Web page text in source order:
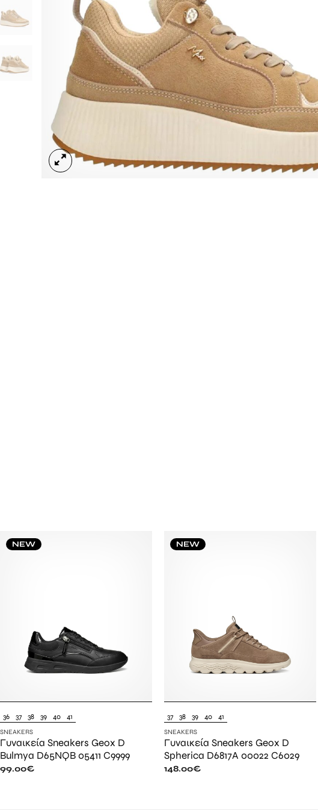
NEW
36 37 38 39 40 41
SNEAKERS
Γυναικεία Sneakers Geox D
Bulmya D65NQB 05411 C9999
99.00€
NEW
37 38 39 40 41
SNEAKERS
Γυναικεία Sneakers Geox D
Spherica D6817A 00022 C6029
148.00€